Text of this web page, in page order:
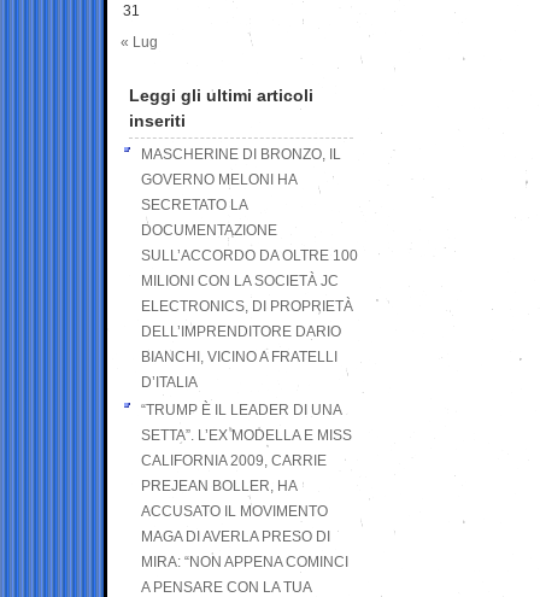
31
« Lug
Leggi gli ultimi articoli
inseriti
MASCHERINE DI BRONZO, IL
GOVERNO MELONI HA
SECRETATO LA
DOCUMENTAZIONE
SULL’ACCORDO DA OLTRE 100
MILIONI CON LA SOCIETÀ JC
ELECTRONICS, DI PROPRIETÀ
DELL’IMPRENDITORE DARIO
BIANCHI, VICINO A FRATELLI
D’ITALIA
“TRUMP È IL LEADER DI UNA
SETTA”. L’EX MODELLA E MISS
CALIFORNIA 2009, CARRIE
PREJEAN BOLLER, HA
ACCUSATO IL MOVIMENTO
MAGA DI AVERLA PRESO DI
MIRA: “NON APPENA COMINCI
A PENSARE CON LA TUA